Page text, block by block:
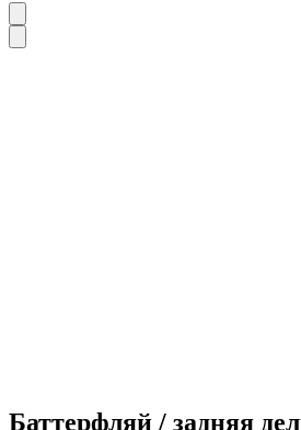
Баттерфляй / задняя